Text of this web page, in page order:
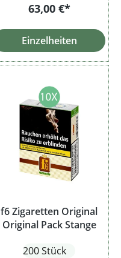
63,00 €*
Einzelheiten
f6 Zigaretten Original
Original Pack Stange
200 Stück